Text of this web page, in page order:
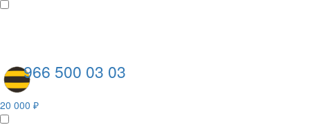
966 500 03 03
20 000 ₽